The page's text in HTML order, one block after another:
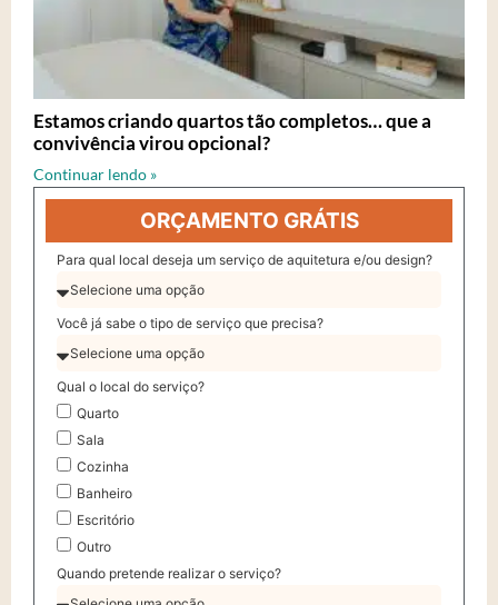
Estamos criando quartos tão completos… que a
convivência virou opcional?
Continuar lendo »
ORÇAMENTO GRÁTIS
Para qual local deseja um serviço de aquitetura e/ou design?
Você já sabe o tipo de serviço que precisa?
Qual o local do serviço?
Quarto
Sala
Cozinha
Banheiro
Escritório
Outro
Quando pretende realizar o serviço?